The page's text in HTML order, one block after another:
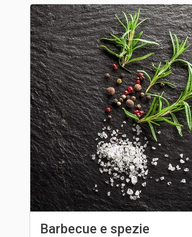
Barbecue e spezie